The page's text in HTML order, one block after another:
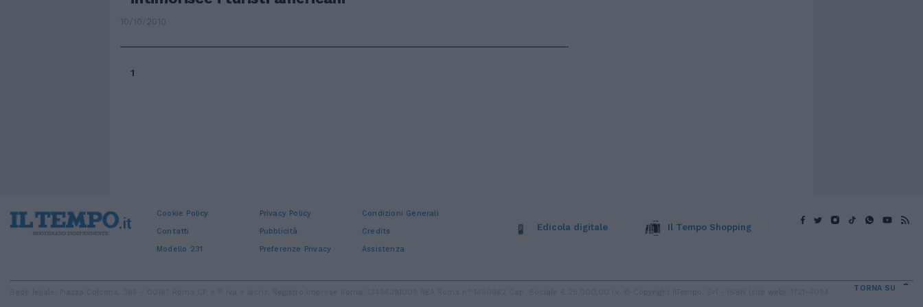
10/10/2010
1
Cookie Policy Privacy Policy
Condizioni Generali
Contatti
Pubblicità
Credits
Modello 231
Preferenze Privacy Assistenza
Edicola digitale Il Tempo Shopping
TORNA SU